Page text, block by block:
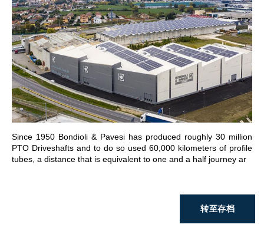
Since 1950 Bondioli & Pavesi has produced roughly 30 million
PTO Driveshafts and to do so used 60,000 kilometers of profile
tubes, a distance that is equivalent to one and a half journey ar
前往章节
转至存档